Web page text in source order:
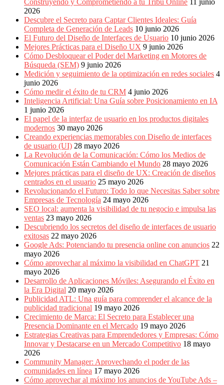
Construyendo y Comprometiendo a tu Tribu Online 11 junio
2026
Descubre el Secreto para Captar Clientes Ideales: Guía
Completa de Generación de Leads 10 junio 2026
El Futuro del Diseño de Interfaces de Usuario 10 junio 2026
Mejores Prácticas para el Diseño UX 9 junio 2026
Cómo Desbloquear el Poder del Marketing en Motores de
Búsqueda (SEM) 9 junio 2026
Medición y seguimiento de la optimización en redes sociales 4
junio 2026
Cómo medir el éxito de tu CRM 4 junio 2026
Inteligencia Artificial: Una Guía sobre Posicionamiento en IA
1 junio 2026
El papel de la interfaz de usuario en los productos digitales
modernos 30 mayo 2026
Creando experiencias memorables con Diseño de interfaces
de usuario (UI) 28 mayo 2026
La Revolución de la Comunicación: Cómo los Medios de
Comunicación Están Cambiando el Mundo 28 mayo 2026
Mejores prácticas para el diseño de UX: Creación de diseños
centrados en el usuario 25 mayo 2026
Revolucionando el Futuro: Todo lo que Necesitas Saber sobre
Empresas de Tecnología 24 mayo 2026
SEO local: aumenta la visibilidad de tu negocio e impulsa las
ventas 23 mayo 2026
Descubriendo los secretos del diseño de interfaces de usuario
exitosas 22 mayo 2026
Google Ads: Potenciando tu presencia online con anuncios 22
mayo 2026
Cómo aprovechar al máximo la visibilidad en ChatGPT 21
mayo 2026
Desarrollo de Aplicaciones Móviles: Asegurando el Éxito en
la Era Digital 20 mayo 2026
Publicidad ATL: Una guía para comprender el alcance de la
publicidad tradicional 19 mayo 2026
Crecimiento de Marca: El Secreto para Establecer una
Presencia Dominante en el Mercado 19 mayo 2026
Estrategias Creativas para Emprendedores y Empresas: Cómo
Innovar y Destacarse en un Mercado Competitivo 18 mayo
2026
Community Manager: Aprovechando el poder de las
comunidades en línea 17 mayo 2026
Cómo aprovechar al máximo los anuncios de YouTube Ads –